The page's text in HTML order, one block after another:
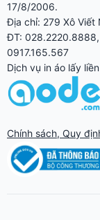
17/8/2006.
Địa chỉ: 279 Xô Viết
ĐT:
0917.165.567
Dịch vụ in áo lấy
Chính sách, Quy